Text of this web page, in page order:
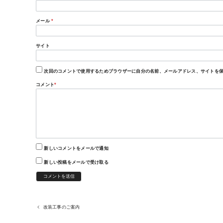
メール *
サイト
次回のコメントで使用するためブラウザーに自分の名前、メールアドレス、サイトを保
コメント*
新しいコメントをメールで通知
新しい投稿をメールで受け取る
改装工事のご案内